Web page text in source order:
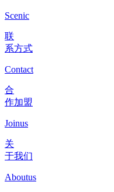
Scenic
联
系方式
Contact
合
作加盟
Joinus
关
于我们
Aboutus